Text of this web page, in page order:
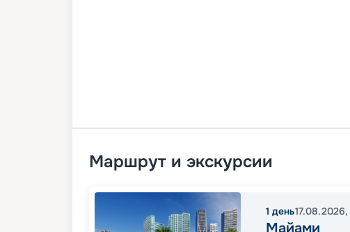
Маршрут и экскурсии
1 день17.08.2026,
Майами